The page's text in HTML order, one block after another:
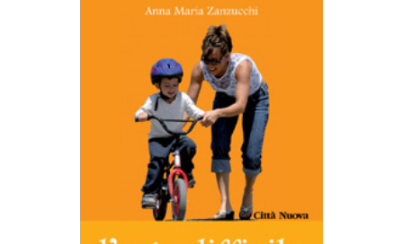
AGGIUNGI AL CARRELLO